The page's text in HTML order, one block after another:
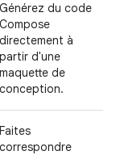
Générez du code
Compose
directement à
partir d'une
maquette de
conception.
Faites
correspondre